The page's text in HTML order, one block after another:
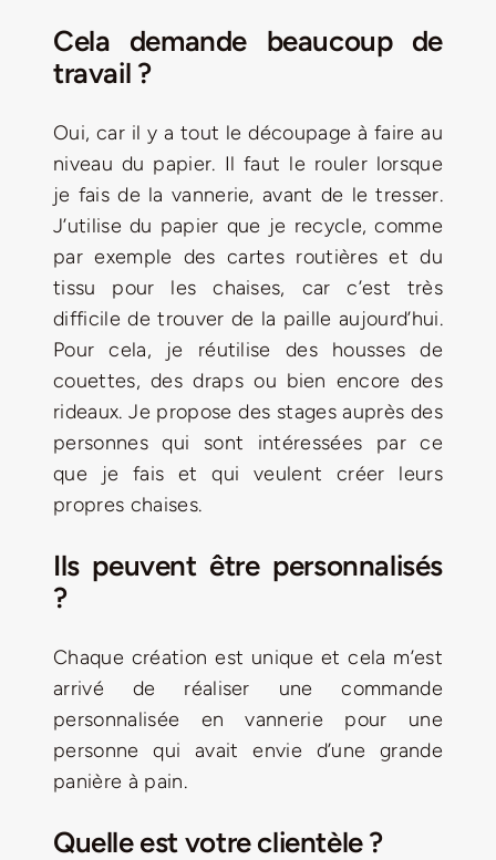
Cela demande beaucoup de
travail ?
Oui, car il y a tout le découpage à faire au
niveau du papier. Il faut le rouler lorsque
je fais de la vannerie, avant de le tresser.
J’utilise du papier que je recycle, comme
par exemple des cartes routières et du
tissu pour les chaises, car c’est très
difficile de trouver de la paille aujourd’hui.
Pour cela, je réutilise des housses de
couettes, des draps ou bien encore des
rideaux. Je propose des stages auprès des
personnes qui sont intéressées par ce
que je fais et qui veulent créer leurs
propres chaises.
Ils peuvent être personnalisés
?
Chaque création est unique et cela m’est
arrivé de réaliser une commande
personnalisée en vannerie pour une
personne qui avait envie d’une grande
panière à pain.
Quelle est votre clientèle ?